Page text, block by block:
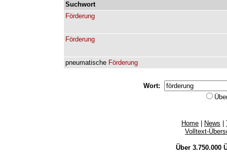
Suchwort
Förderung
Förderung
pneumatische Förderung
Wort:
Home News
Volltext-
Über 3.750.000